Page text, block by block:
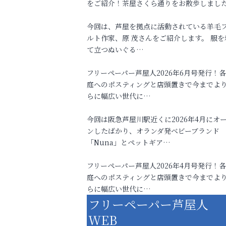
をご紹介！茶屋さくら通りをお散歩しまし
今回は、芦屋を拠点に活動されている羊毛
ルト作家、原 茂さんをご紹介します。 服を
て立つぬいぐる…
フリーペーパー芦屋人2026年6月号発行！
庭へのポスティングと店頭置きで今までよ
らに幅広い世代に…
今回は阪急芦屋川駅近くに2026年4月にオ
ンしたばかり、オランダ発ベビーブランド
「Nuna」とペットギア…
フリーペーパー芦屋人2026年4月号発行！
庭へのポスティングと店頭置きで今までよ
らに幅広い世代に…
フリーペーパー芦屋人
WEB